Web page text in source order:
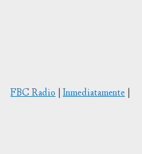
FBC Radio|Inmediatamente